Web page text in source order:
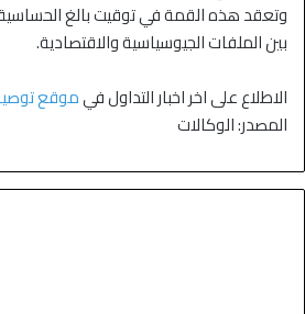
وتعقد هذه القمة في توقيت بالغ
بين الملفات الجيوسياسية والاقتصادية.
الاطلاع على اخر اخبار التداول فيموقع
المصدر: الوكالات